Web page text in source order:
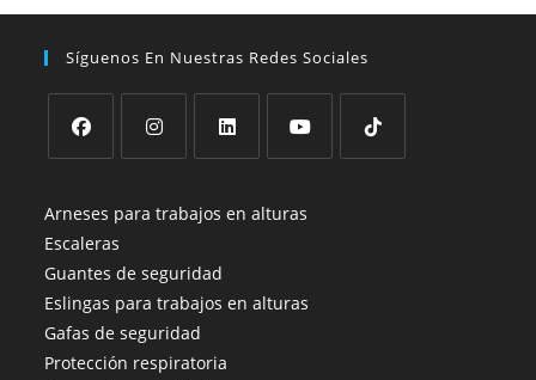
Síguenos En Nuestras Redes Sociales
abre
en
una
nueva
pestaña
abre
una
nueva
pestaña
abre
una
nueva
pestaña
abre
nueva
Arneses para trabajos en alturas
Escaleras
Guantes de seguridad
Eslingas para trabajos en alturas
Gafas de seguridad
Protección respiratoria